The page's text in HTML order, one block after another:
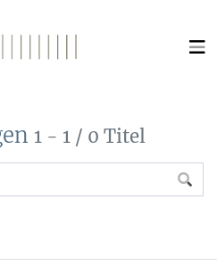
1 - 1 / 0 Titel